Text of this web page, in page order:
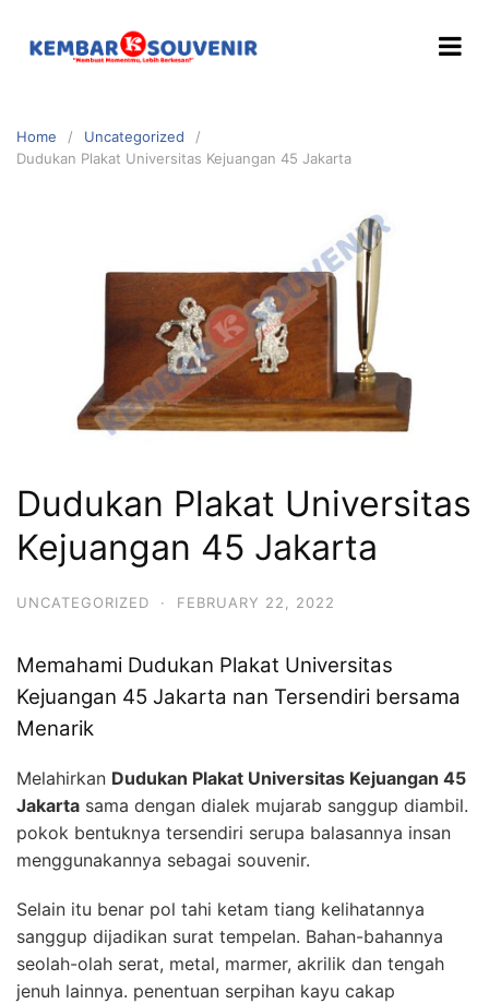
Home
Uncategorized
Dudukan Plakat Universitas Kejuangan 45 Jakarta
Dudukan Plakat Universitas
Kejuangan 45 Jakarta
UNCATEGORIZED · FEBRUARY 22, 2022
Memahami Dudukan Plakat Universitas
Kejuangan 45 Jakarta nan Tersendiri bersama
Menarik
Melahirkan Dudukan Plakat Universitas Kejuangan 45
Jakarta sama dengan dialek mujarab sanggup diambil.
pokok bentuknya tersendiri serupa balasannya insan
menggunakannya sebagai souvenir.
Selain itu benar pol tahi ketam tiang kelihatannya
sanggup dijadikan surat tempelan. Bahan-bahannya
seolah-olah serat, metal, marmer, akrilik dan tengah
jenuh lainnya. penentuan serpihan kayu cakap